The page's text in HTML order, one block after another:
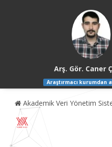
Arş. Gör. Caner
Araştırmacı kurumdan
Akademik Veri Yönetim